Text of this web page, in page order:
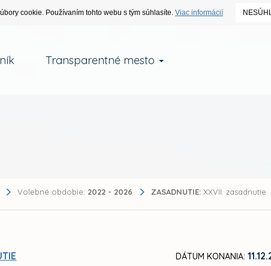
cookie. Používaním tohto webu s tým súhlasíte. Viac informácií
Transparentné mesto
Volebné obdobie: 2022 - 2026 ZASADNUTIE: XXVII. zasadnutie
DÁTUM KONANIA: